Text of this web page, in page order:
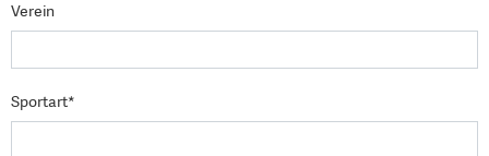
Verein
Sportart*